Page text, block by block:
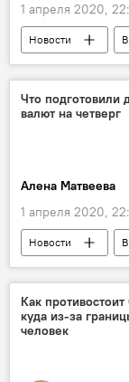
1 апреля 2020,
Новости
Экономика
производство
Что подготовили
валют на четверг
Алена Матвеева
1 апреля 2020,
Новости
Как
куда из-за
человек